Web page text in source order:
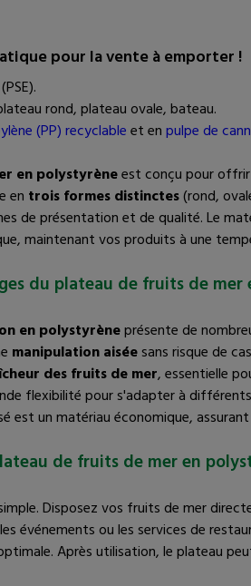
pour la vente à emporter !
rond, plateau ovale, bateau.
(PP) recyclableet enpulpe de
en polystyrèneest conçu pour
en trois formes distinctes(rond,
de présentation et de qualité. Le
maintenant vos produits à une
du plateau de fruits de mer
en polystyrèneprésente de
manipulation aiséesans risque de
des fruits de mer, essentielle
flexibilité pour s'adapter à
est un matériau économique,
de fruits de mer en
Disposez vos fruits de mer
événements ou les services de
Après utilisation, le plateau